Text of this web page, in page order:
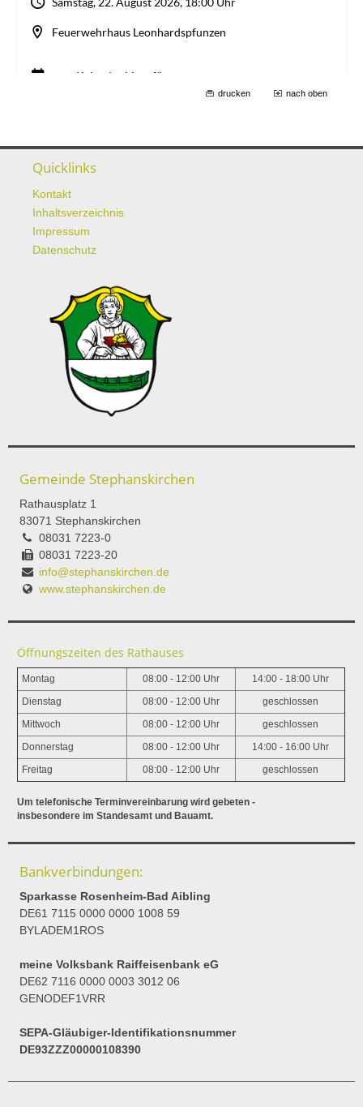
drucken nach oben
Quicklinks
Kontakt
Inhaltsverzeichnis
Impressum
Datenschutz
Gemeinde Stephanskirchen
Rathausplatz 1
83071 Stephanskirchen
08031 7223-0
08031 7223-20
info@stephanskirchen.de
www.stephanskirchen.de
Öffnungszeiten des Rathauses
Montag 08:00 - 12:00 Uhr 14:00 - 18:00 Uhr
Dienstag 08:00 - 12:00 Uhr geschlossen
Mittwoch 08:00 - 12:00 Uhr geschlossen
Donnerstag 08:00 - 12:00 Uhr 14:00 - 16:00 Uhr
Freitag 08:00 - 12:00 Uhr geschlossen
Um telefonische Terminvereinbarung wird gebeten -
insbesondere im Standesamt und Bauamt.
Bankverbindungen:
Sparkasse Rosenheim-Bad Aibling
DE61 7115 0000 0000 1008 59
BYLADEM1ROS
meine Volksbank Raiffeisenbank eG
DE62 7116 0000 0003 3012 06
GENODEF1VRR
SEPA-Gläubiger-Identifikationsnummer
DE93ZZZ00000108390